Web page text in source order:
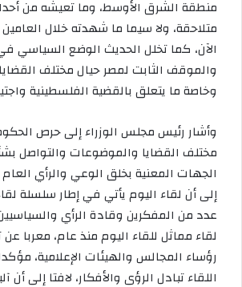
منطقة الشرق الأوسط، وما تعيشه من
متلاحقة، ولا سيما ما شهدته خلال
الآن، كما تخلل الحديث الوضع السياسي
والموقف الثابت لمصر حيال مختلف
وخاصة ما يتعلق بالقضية الفلسطينية
وأشار رئيس مجلس الوزراء إلى حرص
مختلف القضايا والموضوعات والتواصل
الجهات المعنية بخلق الوعي والرأي
إلى أن لقاء اليوم يأتي في إطار سلسلة
عدد من المفكرين وقادة الرأي
لقاء مماثل للقاء اليوم منذ عام، معربا عن
رؤساء المجالس والهيئات الإعلامية،
اللقاء تبادل الرؤى والأفكار، لافتا إلى أن